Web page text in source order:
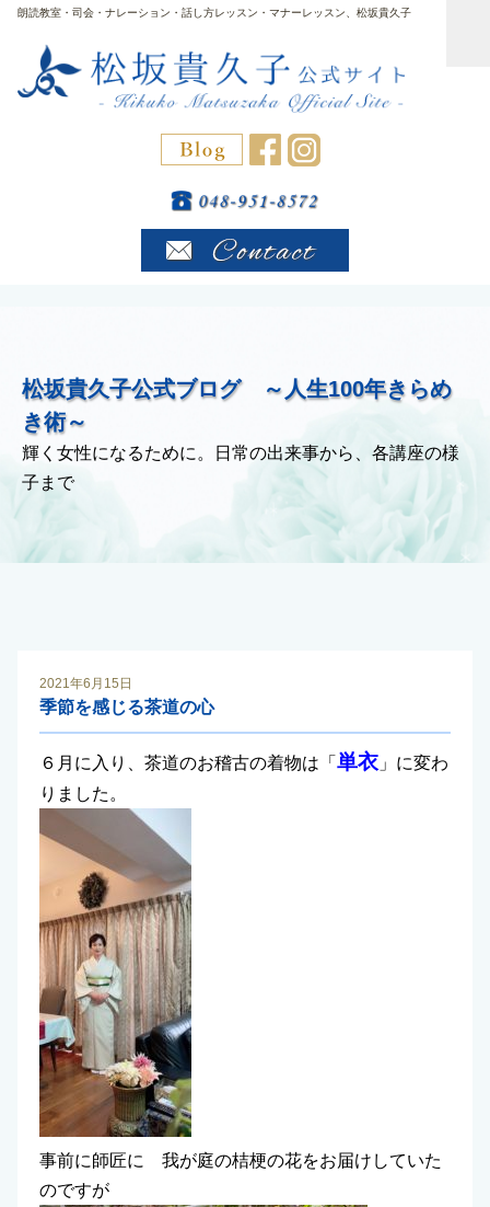
朗読教室・司会・ナレーション・話し方レッスン・マナーレッスン、松坂貴久子
松坂貴久子公式ブログ ～人生100年きらめ
き術～
輝く女性になるために。日常の出来事から、各講座の様
子まで
2021年6月15日
季節を感じる茶道の心
６月に入り、茶道のお稽古の着物は「 単衣」に変わ
りました。
事前に師匠に 我が庭の桔梗の花をお届けしていた
のですが